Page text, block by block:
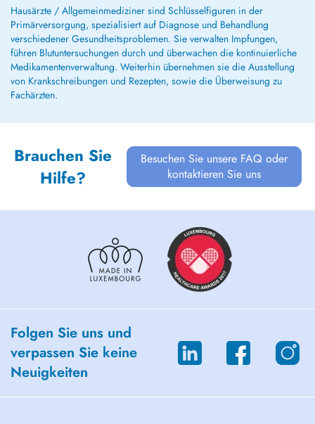
Hausärzte / Allgemeinmediziner sind Schlüsselfiguren in der
Primärversorgung, spezialisiert auf Diagnose und Behandlung
verschiedener Gesundheitsproblemen. Sie verwalten Impfungen,
führen Blutuntersuchungen durch und überwachen die kontinuierliche
Medikamentenverwaltung. Weiterhin übernehmen sie die Ausstellung
von Krankschreibungen und Rezepten, sowie die Überweisung zu
Fachärzten.
Brauchen Sie
Hilfe?
Besuchen Sie unsere FAQ oder
kontaktieren Sie uns
Folgen Sie uns und
verpassen Sie keine
Neuigkeiten